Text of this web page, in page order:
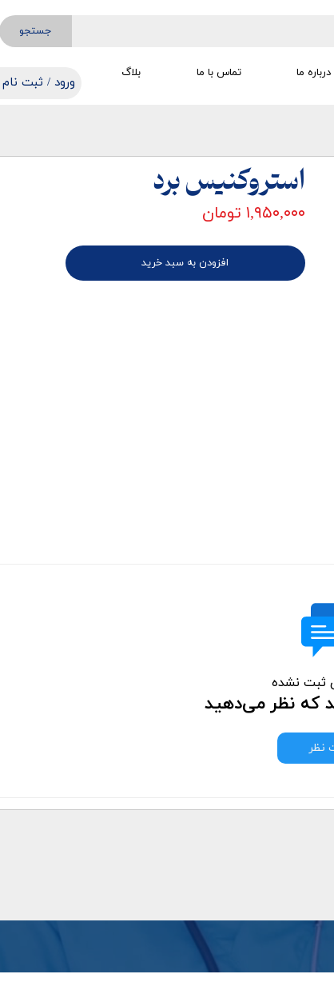
جستجو
ورود / ثبت نام
درباره ما تماس با ما بلاگ
استروکنیس برد
۱,۹۵۰,۰۰۰ تومان
افزودن به سبد خرید
ثبت نشده
که نظر می‌دهید
نظر